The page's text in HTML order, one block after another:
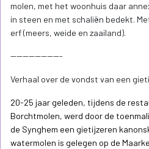
molen, met het woonhuis daar
in steen en met schaliën bedekt.
erf (meers, weide en zaailand).
-----------------
Verhaal over de vondst van een
20-25 jaar geleden, tijdens de
Borchtmolen, werd door de
de Synghem een gietijzeren
watermolen is gelegen op de